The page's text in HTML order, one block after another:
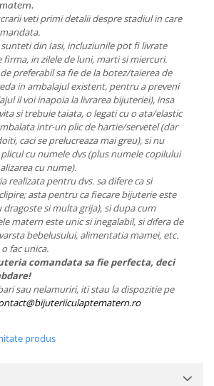
veti primi detalii despre stadiul in care
din Iasi, incluziunile pot fi livrate
firma, in zilele de luni, marti si miercuri.
preferabil sa fie de la botez/taierea de
in ambalajul existent, pentru a preveni
il voi inapoia la livrarea bijuteriei), insa
si trebuie taiata, o legati cu o ata/elastic
intr-un plic de hartie/servetel (dar
caci se prelucreaza mai greu), si nu
cu numele dvs (plus numele copilului
cu nume).
realizata pentru dvs. sa difere ca si
asta pentru ca fiecare bijuterie este
dragoste si multa grija), si dupa cum
matern este unic si inegalabil, si difera de
bebelusului, alimentatia mamei, etc.
fac unica.
comandata sa fie perfecta, deci
sau nelamuriri, iti stau la dispozitie pe
produs